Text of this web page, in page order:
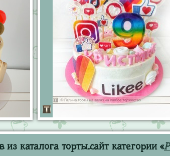
каталога торты.сайт категории «